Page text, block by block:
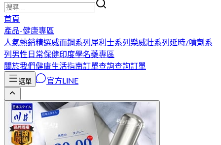
首頁
產品-健康專區
人氣熱銷精選威而鋼系列 犀利士系列 樂威壯系列 延時/噴劑系
列 男性日常保健印度學名藥專區
關於我們健康生活指南訂單查詢查詢訂單
選單 官方LINE